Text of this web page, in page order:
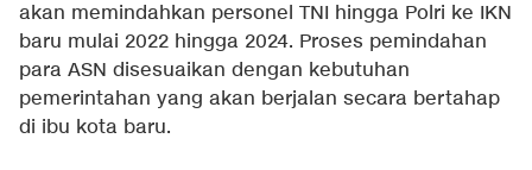
akan memindahkan personel TNI hingga Polri ke IKN
baru mulai 2022 hingga 2024. Proses pemindahan
para ASN disesuaikan dengan kebutuhan
pemerintahan yang akan berjalan secara bertahap
di ibu kota baru.